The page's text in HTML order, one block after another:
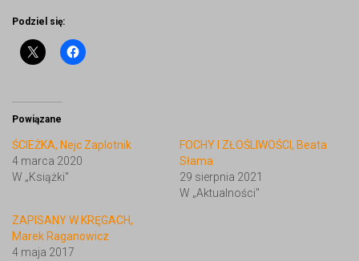
Podziel się:
Powiązane
ŚCIEŻKA, Nejc Zaplotnik
4 marca 2020
W „Książki"
FOCHY I ZŁOŚLIWOŚCI, Beata
Słama
29 sierpnia 2021
W „Aktualności"
ZAPISANY W KRĘGACH,
Marek Raganowicz
4 maja 2017